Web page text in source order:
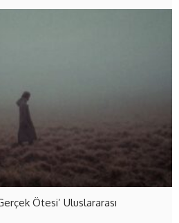
Ötesi’ Uluslararası